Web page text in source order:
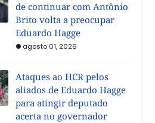
de continuar com Antônio
Brito volta a preocupar
Eduardo Hagge
agosto 01, 2026
Ataques ao HCR pelos
aliados de Eduardo Hagge
para atingir deputado
acerta no governador